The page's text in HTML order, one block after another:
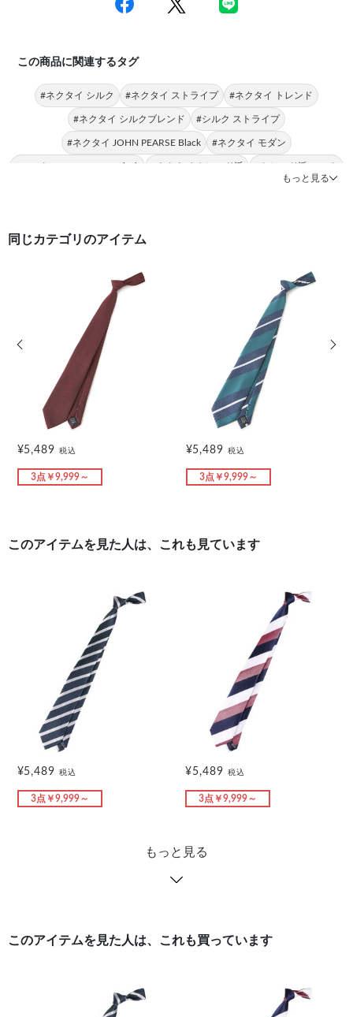
この商品に関連するタグ
#ネクタイ シルク #ネクタイ ストライプ #ネクタイ トレンド
#ネクタイ シルクブレンド #シルク ストライプ
#ネクタイ JOHN PEARSE Black #ネクタイ モダン
#シルク JOHN PEARSE Black #ネクタイ トレンド派
#トレンド派 シルク
もっと見る
同じカテゴリのアイテム
¥5,489税込
3点￥9,999～
¥5,489税込
3点￥9,999～
前の画像
このアイテムを見た人は、これも見ています
¥5,489税込
3点￥9,999～
¥5,489 税込
3点￥9,999～
もっと見る
このアイテムを見た人は、これも買っています